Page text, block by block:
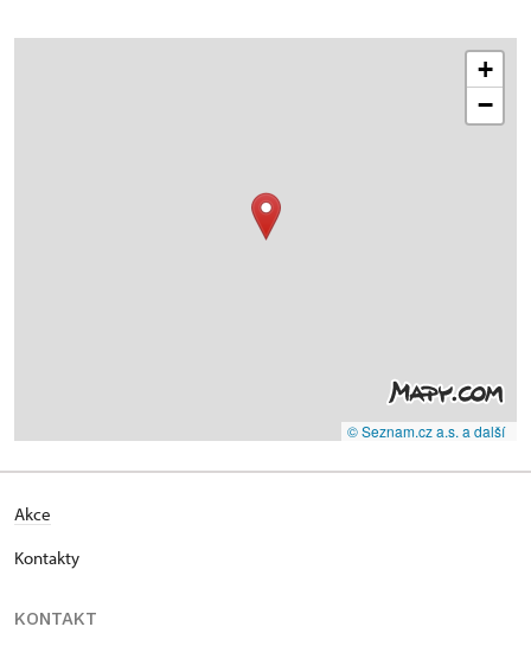
+
−
© Seznam.cz a.s. a další
Akce
Kontakty
KONTAKT